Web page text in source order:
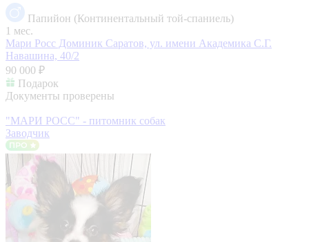
Папийон (Континентальный той-спаниель)
1 мес.
Мари Росс Доминик Саратов, ул. имени Академика С.Г.
Навашина, 40/2
90 000 ₽
Подарок
Документы проверены
"МАРИ РОСС" - питомник собак
Заводчик